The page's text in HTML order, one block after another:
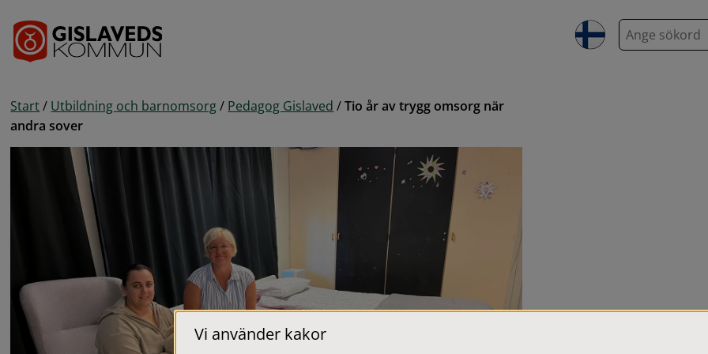
S
ö
Start / Utbildning och barnomsorg / Pedagog Gislaved / Tio år av trygg omsorg när
andra sover
Vi använder kakor